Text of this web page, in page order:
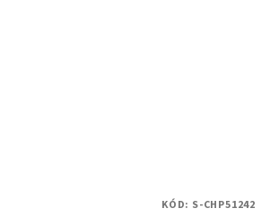
KÓD: S-CHP51242